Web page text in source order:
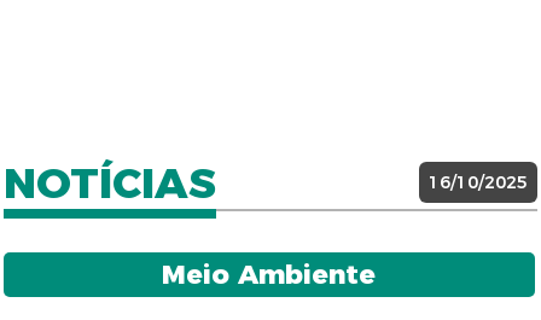
NOTÍCIAS 16/10/2025
Meio Ambiente